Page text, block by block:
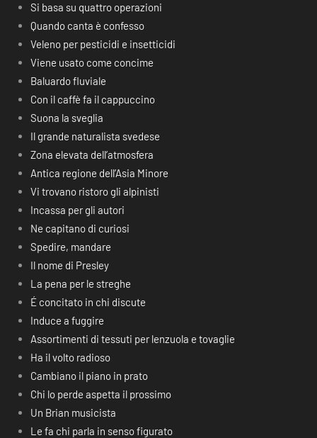
Si basa su quattro operazioni
Quando canta è confesso
Veleno per pesticidi e insetticidi
Viene usato come concime
Baluardo fluviale
Con il caffè fa il cappuccino
Suona la sveglia
Il grande naturalista svedese
Zona elevata dell’atmosfera
Antica regione dell’Asia Minore
Vi trovano ristoro gli alpinisti
Incassa per gli autori
Ne capitano di curiosi
Spedire, mandare
Il nome di Presley
La pena per le streghe
É concitato in chi discute
Induce a fuggire
Assortimenti di tessuti per lenzuola e tovaglie
Ha il volto radioso
Cambiano il piano in prato
Chi lo perde aspetta il prossimo
Un Brian musicista
Le fa chi parla in senso figurato